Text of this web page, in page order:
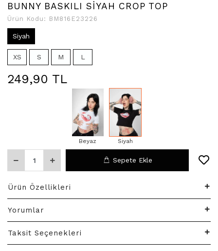
BUNNY BASKILI SİYAH CROP TOP
Ürün Kodu: BM816E23226
Siyah
XS S M L
249,90 TL
Beyaz Siyah
Sepete Ekle
Ürün Özellikleri
Yorumlar
Taksit Seçenekleri